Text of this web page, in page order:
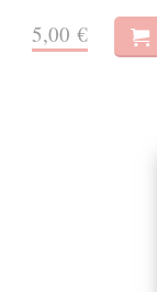
5,00 €